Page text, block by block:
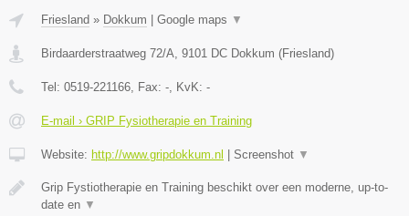
Friesland » Dokkum Google maps ▼
Birdaarderstraatweg 72/A, 9101 DC Dokkum (Friesland)
Tel: 0519-221166, Fax: -, KvK: -
E-mail › GRIP Fysiotherapie en Training
Website: http://www.gripdokkum.nl Screenshot ▼
Grip Fystiotherapie en Training beschikt over een moderne, up-to-
date en ▼